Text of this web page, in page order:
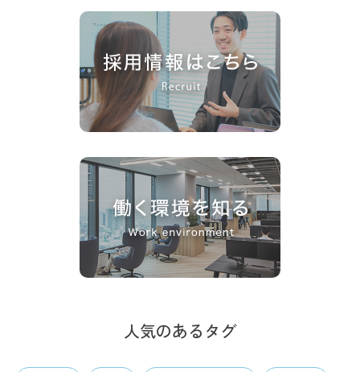
人気のあるタグ